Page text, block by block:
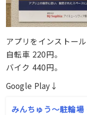
アプリをインストー
自転車 220円。
バイク 440円。
Google Play↓
みんちゅう～駐輪場